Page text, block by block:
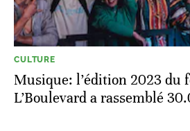
CULTURE
Musique: l’édition 2023 du
L’Boulevard a rassemblé